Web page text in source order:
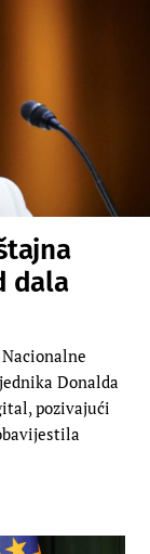
dala
Donalda
pozivajući